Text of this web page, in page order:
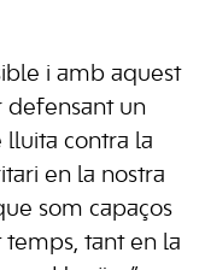
i amb aquest
defensant un
lluita contra la
en la nostra
som capaços
tant en la